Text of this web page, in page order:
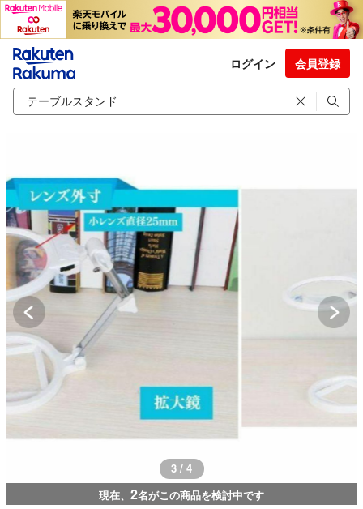
ログイン 会員登録
3 / 4
現在、 2名がこの商品を検討中です